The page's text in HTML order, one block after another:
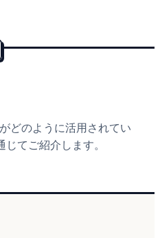
どのように活用されてい
てご紹介します。